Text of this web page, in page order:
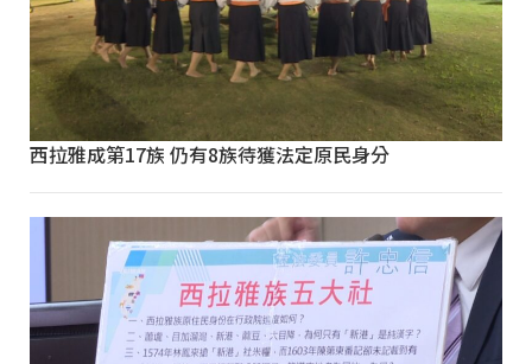
西拉雅成第17族 仍有8族待獲法定原民身分